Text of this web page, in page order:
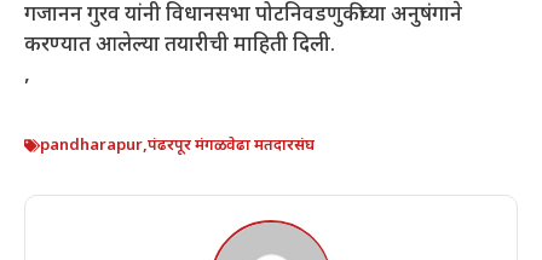
गजानन गुरव यांनी विधानसभा पोटनिवडणुकीच्या अनुषंगाने
करण्यात आलेल्या तयारीची माहिती दिली.
,
pandharapur,पंढरपूर मंगळवेढा मतदारसंघ